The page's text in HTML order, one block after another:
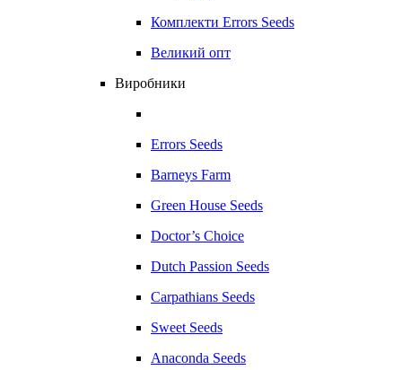
Комплекти Errors Seeds
Великий опт
Виробники
Errors Seeds
Barneys Farm
Green House Seeds
Doctor’s Choice
Dutch Passion Seeds
Carpathians Seeds
Sweet Seeds
Anaconda Seeds